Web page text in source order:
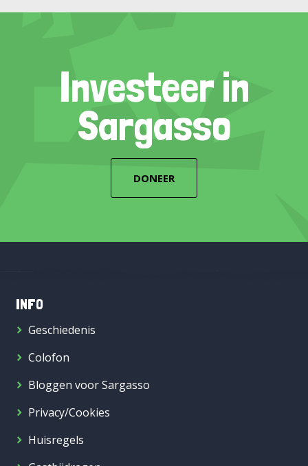
Investeer in
Sargasso
DONEER
INFO
Geschiedenis
Colofon
Bloggen voor Sargasso
Privacy/Cookies
Huisregels